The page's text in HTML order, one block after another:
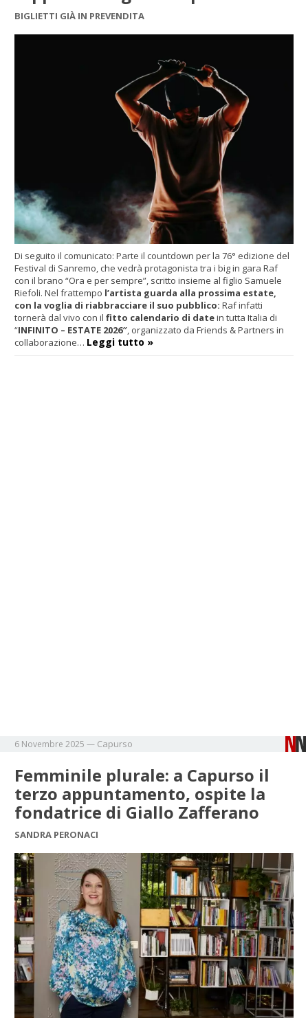
BIGLIETTI GIÀ IN PREVENDITA
Di seguito il comunicato: Parte il countdown per la 76° edizione del
Festival di Sanremo, che vedrà protagonista tra i big in gara Raf
con il brano “Ora e per sempre”, scritto insieme al figlio Samuele
Riefoli. Nel frattempo l’artista guarda alla prossima estate,
con la voglia di riabbracciare il suo pubblico: Raf infatti
tornerà dal vivo con ilfitto calendario di datein tutta Italia di
“INFINITO – ESTATE 2026″, organizzato da Friends & Partners in
collaborazione… Leggi tutto »
6 Novembre 2025 — Capurso
Femminile plurale: a Capurso il
terzo appuntamento, ospite la
fondatrice di Giallo Zafferano
SANDRA PERONACI